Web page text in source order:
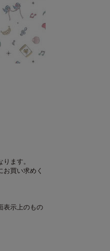
ます。
買い求めく
表示上のもの